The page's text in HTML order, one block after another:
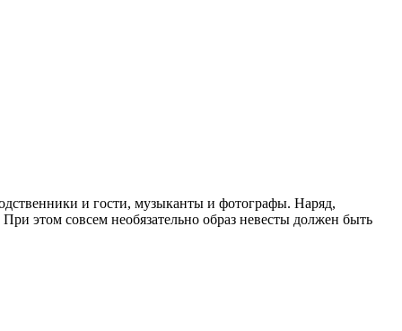
и гости, музыканты и фотографы. Наряд,
этом совсем необязательно образ невесты должен быть